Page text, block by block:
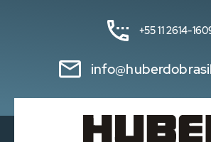
+55 11 2614-